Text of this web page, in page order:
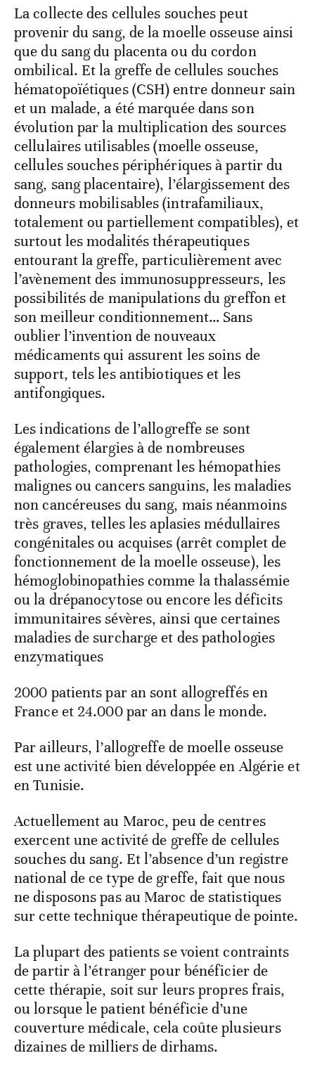
La collecte des cellules souches peut
provenir du sang, de la moelle osseuse ainsi
que du sang du placenta ou du cordon
ombilical. Et la greffe de cellules souches
hématopoïétiques (CSH) entre donneur sain
et un malade, a été marquée dans son
évolution par la multiplication des sources
cellulaires utilisables (moelle osseuse,
cellules souches périphériques à partir du
sang, sang placentaire), l’élargissement des
donneurs mobilisables (intrafamiliaux,
totalement ou partiellement compatibles), et
surtout les modalités thérapeutiques
entourant la greffe, particulièrement avec
l’avènement des immunosuppresseurs, les
possibilités de manipulations du greffon et
son meilleur conditionnement… Sans
oublier l’invention de nouveaux
médicaments qui assurent les soins de
support, tels les antibiotiques et les
antifongiques.
Les indications de l’allogreffe se sont
également élargies à de nombreuses
pathologies, comprenant les hémopathies
malignes ou cancers sanguins, les maladies
non cancéreuses du sang, mais néanmoins
très graves, telles les aplasies médullaires
congénitales ou acquises (arrêt complet de
fonctionnement de la moelle osseuse), les
hémoglobinopathies comme la thalassémie
ou la drépanocytose ou encore les déficits
immunitaires sévères, ainsi que certaines
maladies de surcharge et des pathologies
enzymatiques
2000 patients par an sont allogreffés en
France et 24.000 par an dans le monde.
Par ailleurs, l’allogreffe de moelle osseuse
est une activité bien développée en Algérie et
en Tunisie.
Actuellement au Maroc, peu de centres
exercent une activité de greffe de cellules
souches du sang. Et l’absence d’un registre
national de ce type de greffe, fait que nous
ne disposons pas au Maroc de statistiques
sur cette technique thérapeutique de pointe.
La plupart des patients se voient contraints
de partir à l’étranger pour bénéficier de
cette thérapie, soit sur leurs propres frais,
ou lorsque le patient bénéficie d’une
couverture médicale, cela coûte plusieurs
dizaines de milliers de dirhams.